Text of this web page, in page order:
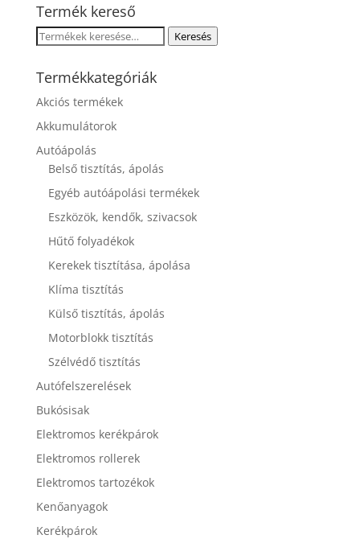
Termék kereső
Keresés
következőre:
Keresés
Termékkategóriák
Akciós termékek
Akkumulátorok
Autóápolás
Belső tisztítás, ápolás
Egyéb autóápolási termékek
Eszközök, kendők, szivacsok
Hűtő folyadékok
Kerekek tisztítása, ápolása
Klíma tisztítás
Külső tisztítás, ápolás
Motorblokk tisztítás
Szélvédő tisztítás
Autófelszerelések
Bukósisak
Elektromos kerékpárok
Elektromos rollerek
Elektromos tartozékok
Kenőanyagok
Kerékpárok